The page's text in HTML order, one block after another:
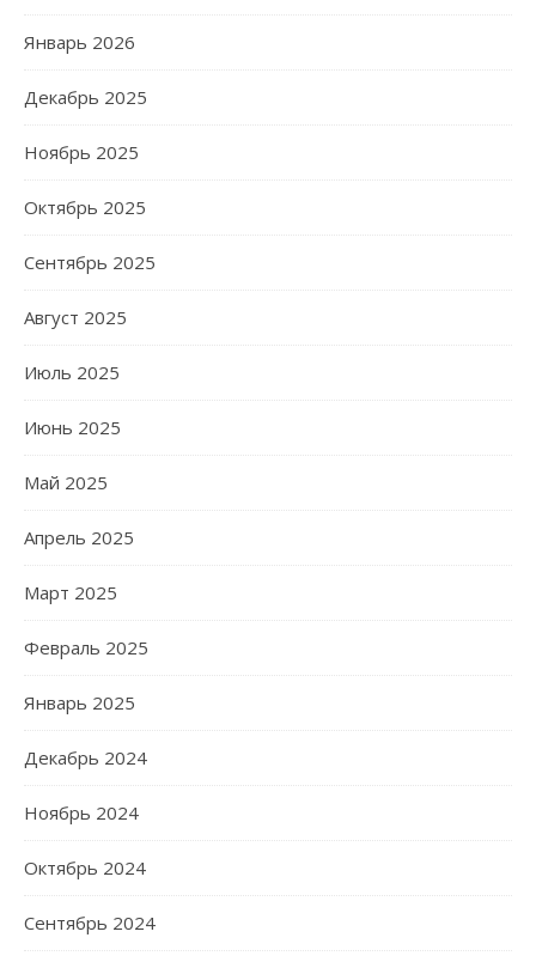
Январь 2026
Декабрь 2025
Ноябрь 2025
Октябрь 2025
Сентябрь 2025
Август 2025
Июль 2025
Июнь 2025
Май 2025
Апрель 2025
Март 2025
Февраль 2025
Январь 2025
Декабрь 2024
Ноябрь 2024
Октябрь 2024
Сентябрь 2024